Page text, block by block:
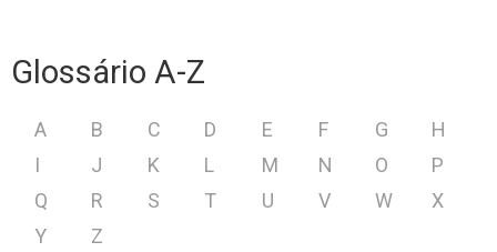
Glossário A-Z
A B C D E F G
H
I
J K L M N O
P
Q
R S T U V W
X
Y
Z